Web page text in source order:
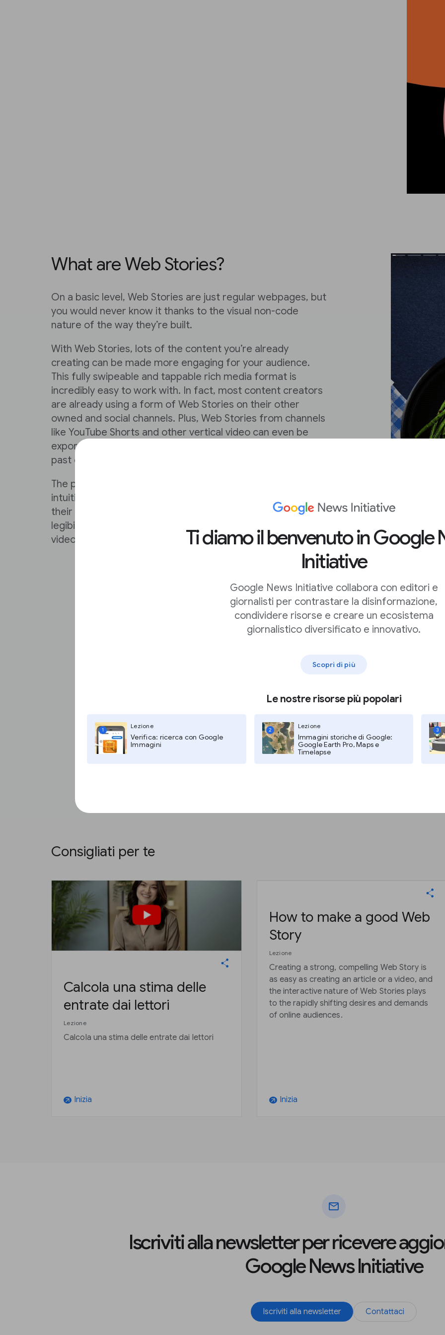
Ti diamo il benvenuto in Google
Initiative
Google News Initiative collabora con editori e
giornalisti per contrastare la disinformazione,
condividere risorse e creare un ecosistema
giornalistico diversificato e innovativo.
Scopri di più
Le nostre risorse più popolari
1
Lezione
Verifica: ricerca con Google
Immagini
2
Lezione
Immagini storiche di Google:
Google Earth Pro, Maps e
Timelapse
3
What are Web Stories?
On a basic level, Web Stories are just regular webpages, but
you would never know it thanks to the visual non-code
nature of the way they’re built.
With Web Stories, lots of the content you’re already
creating can be made more engaging for your audience.
This fully swipeable and tappable rich media format is
incredibly easy to work with. In fact, most content creators
are already using a form of Web Stories on their other
owned and social channels. Plus, Web Stories from channels
like YouTube Shorts and other vertical video can even be
exported for use on your website, which means you can put
past content to work for you.
The process of creating and publishing Web Stories is
intuitive, unlocks creativity, and helps makers ensure that
their content is professional and purposeful. Accessibility,
legibility, cropping, adding video and text overlay, looping
video and more are incredibly simple.
What are Web Stories?
Consigliati per te
Calcola una stima delle
entrate dai lettori
Lezione
Calcola una stima delle entrate dai lettori
arrow_outward Inizia
How to make a good Web
Story
Lezione
Creating a strong, compelling Web Story is
as easy as creating an article or a video, and
the interactive nature of Web Stories plays
to the rapidly shifting desires and demands
of online audiences.
arrow_outward Inizia
mail
Iscriviti alla newsletter per ricevere
Google News Initiative
Iscriviti alla newsletter Contattaci